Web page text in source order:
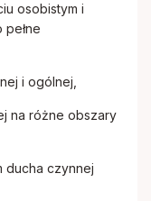
osobistym i
pełne
i ogólnej,
na różne obszary
ducha czynnej